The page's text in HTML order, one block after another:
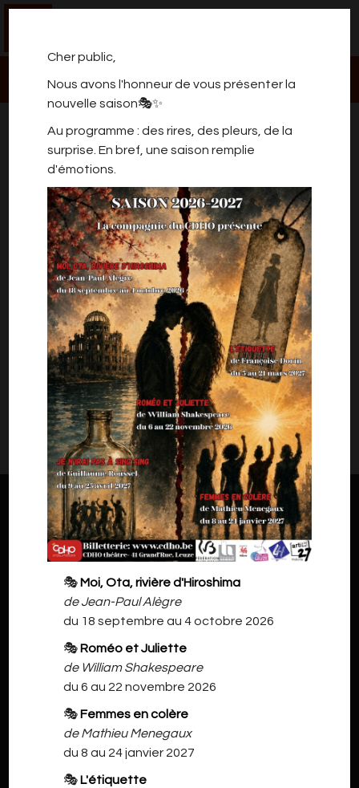
Cher public,
Nous avons l'honneur de vous présenter la
nouvelle saison🎭✨
Au programme : des rires, des pleurs, de la
surprise. En bref, une saison remplie
d'émotions.
🎭 Moi, Ota, rivière d'Hiroshima
de Jean-Paul Alègre
du 18 septembre au 4 octobre 2026
🎭 Roméo et Juliette
de William Shakespeare
du 6 au 22 novembre 2026
🎭 Femmes en colère
de Mathieu Menegaux
du 8 au 24 janvier 2027
🎭 L'étiquette
LEUZE ANGELES COMEDY
CLUB!
Mais oui, vous connaissez le concept ...
plusieurs humoristes ont un temps imparti,... et
les places ne restent pas disponibles
longtemps !
Heureusement qu'il y a 2 dates!
Entrée: 10 € Réservation :
0470/470 370
leffetrire@gmail.com
Il n'y a rien à vous proposer pour l'instant.
Veuillez revenir plus tard.